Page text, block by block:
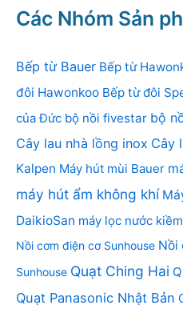
Các Nhóm Sản
Bếp từ Bauer Bếp từ
đôi Hawonkoo Bếp từ đôi
của Đức bộ nồi fivestar bộ
Cây lau nhà lồng inox Cây
Kalpen Máy hút mùi Bauer
máy hút ẩm không khí
DaikioSan máy lọc nước
Nồi cơm điện cơ Sunhouse Nồi
Sunhouse Quạt Ching Hai
Quạt Panasonic Nhật Bản